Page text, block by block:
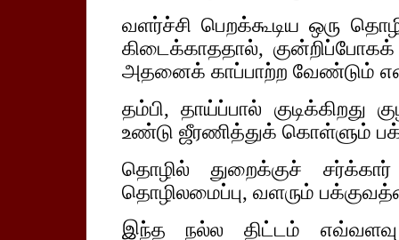
வளர்ச்சி பெறக்கூடிய ஒரு
கிடைக்காததால்,
அதனைக் காப்பாற்ற வேண்டும்
தம்பி, தாய்ப்பால்
உண்டு ஜீரணித்துக் கொள்ளும்
தொழில் துறைக்குச்
தொழிலமைப்பு, வளரும்
இந்த நல்ல திட்டம் எவ்வளவு